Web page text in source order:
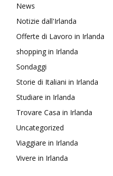
News
Notizie dall'Irlanda
Offerte di Lavoro in Irlanda
shopping in Irlanda
Sondaggi
Storie di Italiani in Irlanda
Studiare in Irlanda
Trovare Casa in Irlanda
Uncategorized
Viaggiare in Irlanda
Vivere in Irlanda